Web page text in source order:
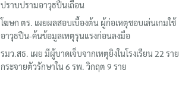
ปราบปรามอาวุธปืนเถื่อน
โฆษก ตร. เผยผลสอบเบื้องต้น ผู้ก่อเหตุชอบเล่นเกมใช้
อาวุธปืน-ค้นข้อมูลเหตุรุนแรงก่อนลงมือ
รมว.สธ. เผย มีผู้บาดเจ็บจากเหตุยิงในโรงเรียน 22 ราย
กระจายตัวรักษาใน 6 รพ. วิกฤต 9 ราย